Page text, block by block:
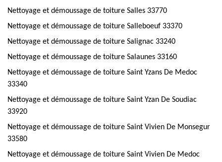
Nettoyage et démoussage de toiture Salles 33770
Nettoyage et démoussage de toiture Salleboeuf 33370
Nettoyage et démoussage de toiture Salignac 33240
Nettoyage et démoussage de toiture Salaunes 33160
Nettoyage et démoussage de toiture Saint Yzans De Medoc
33340
Nettoyage et démoussage de toiture Saint Yzan De Soudiac
33920
Nettoyage et démoussage de toiture Saint Vivien De Monsegur
33580
Nettoyage et démoussage de toiture Saint Vivien De Medoc